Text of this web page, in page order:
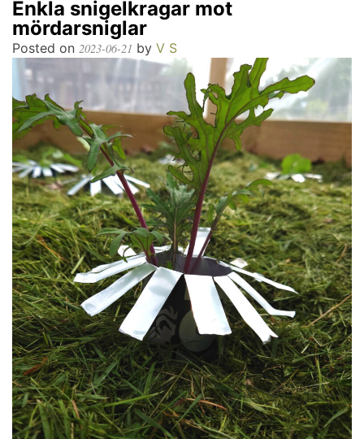
Enkla snigelkragar mot
mördarsniglar
Posted on 2023-06-21 by V S